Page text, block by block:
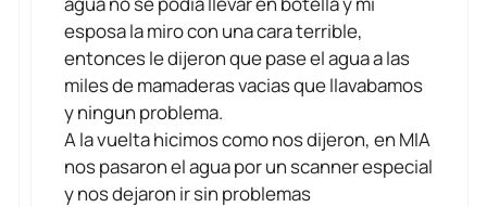
esposa la miro con una cara terrible,
entonces le dijeron que pase el agua a las
miles de mamaderas vacias que llavabamos
y ningun problema.
A la vuelta hicimos como nos dijeron, en MIA
nos pasaron el agua por un scanner especial
y nos dejaron ir sin problemas